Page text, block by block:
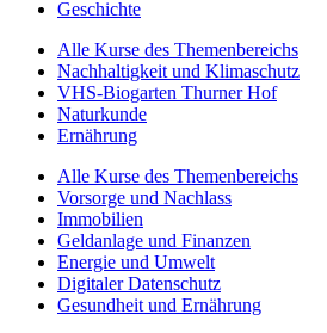
Geschichte
Alle Kurse des Themenbereichs
Nachhaltigkeit und Klimaschutz
VHS-Biogarten Thurner Hof
Naturkunde
Ernährung
Alle Kurse des Themenbereichs
Vorsorge und Nachlass
Immobilien
Geldanlage und Finanzen
Energie und Umwelt
Digitaler Datenschutz
Gesundheit und Ernährung